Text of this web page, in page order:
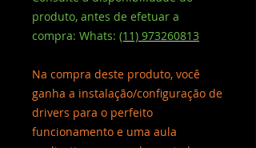
produto, antes de efetuar a
compra: Whats: (11) 973260813
Na compra deste produto, você
ganha a instalação/configuração de
drivers para o perfeito
funcionamento e uma aula